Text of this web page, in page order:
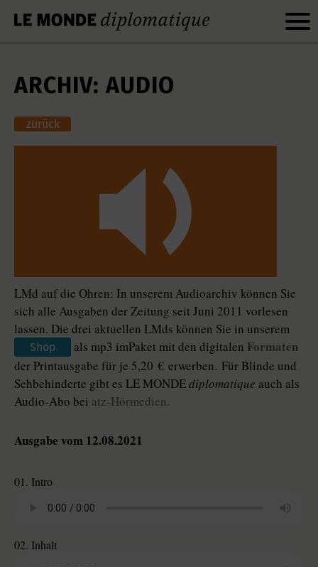
ARCHIV: AUDIO
zurück
LMd auf die Ohren: In unserem Audioarchiv können Sie
sich alle Ausgaben der Zeitung seit Juni 2011 vorlesen
lassen. Die drei aktuellen LMds können Sie in unserem
Shop als mp3 imPaket mit den digitalen Formaten
der Printausgabe für je 5,20 € erwerben. Für Blinde und
Sehbehinderte gibt es LE MONDEdiplomatique auch als
Audio-Abo bei atz-Hörmedien.
Ausgabe vom 12.08.2021
01. Intro
02. Inhalt